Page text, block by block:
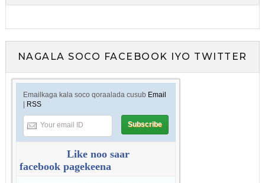
NAGALA SOCO FACEBOOK IYO TWITTER
Emailkaga kala soco qoraalada cusub Email
| RSS
Like noo saar
facebook pagekeena